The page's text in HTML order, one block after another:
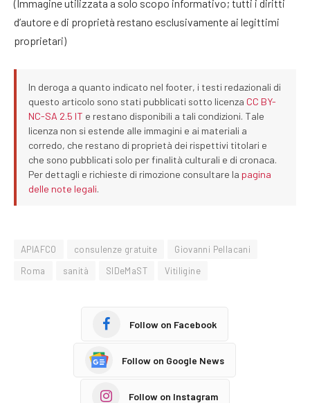
(Immagine utilizzata a solo scopo informativo; tutti i diritti
d’autore e di proprietà restano esclusivamente ai legittimi
proprietari)
In deroga a quanto indicato nel footer, i testi redazionali di
questo articolo sono stati pubblicati sotto licenza CC BY-
NC-SA 2.5 IT e restano disponibili a tali condizioni. Tale
licenza non si estende alle immagini e ai materiali a
corredo, che restano di proprietà dei rispettivi titolari e
che sono pubblicati solo per finalità culturali e di cronaca.
Per dettagli e richieste di rimozione consultare la pagina
delle note legali.
APIAFCO consulenze gratuite
Giovanni Pellacani
Roma
sanità SIDeMaST Vitiligine
Follow on Facebook
Follow on Google News
Follow on Instagram